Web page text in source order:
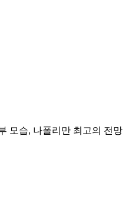
모습, 나폴리만 최고의 전망